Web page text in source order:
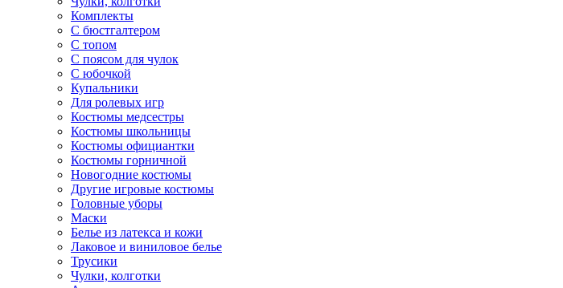
Комплекты
С бюстгалтером
С топом
С поясом для чулок
С юбочкой
Купальники
Для ролевых игр
Костюмы медсестры
Костюмы школьницы
Костюмы официантки
Костюмы горничной
Новогодние костюмы
Другие игровые костюмы
Головные уборы
Маски
Белье из латекса и кожи
Лаковое и виниловое белье
Трусики
Чулки, колготки